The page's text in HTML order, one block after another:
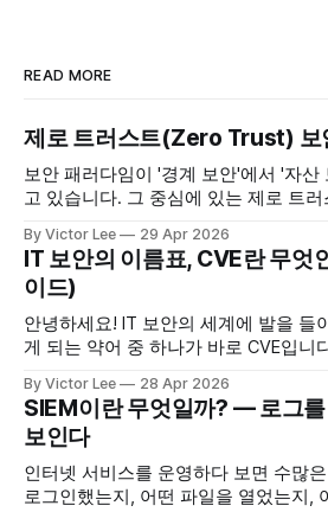
READ MORE
제로 트러스트(Zero Trust) 보
보안 패러다임이 '경계 보안'에서 '자산
고 있습니다. 그 중심에 있는 제로 트
존의 보안 모델이 네트워크 경계
사용자를 신뢰하는 방식이었다면, 제
도 신뢰하지 않는다&
By Victor Lee 29 Apr 2026
IT 보안의 이름표, CVE란 무엇
이드)
안녕하세요! IT 보안의 세계에 발을 들
게 되는 약어 중 하나가 바로 CVE입니
왜 중요한지 아주 쉽게 정리해 보겠습니다. 1. CVE란 무
요? CVE는 Common Vulnerabilities and Exposures의 약자로,
쉽게 말해 "공개적으로 알려진 보안
By Victor Lee 28 Apr 2026
SIEM이란 무엇일까? — 로그를
보인다
인터넷 서비스를 운영하다 보면 수많
로그인했는지, 어떤 파일을 열었는지,